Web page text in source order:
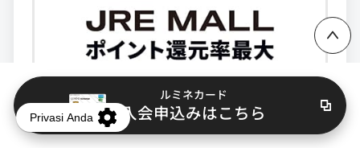
ルミネカード
入会申込みはこちら